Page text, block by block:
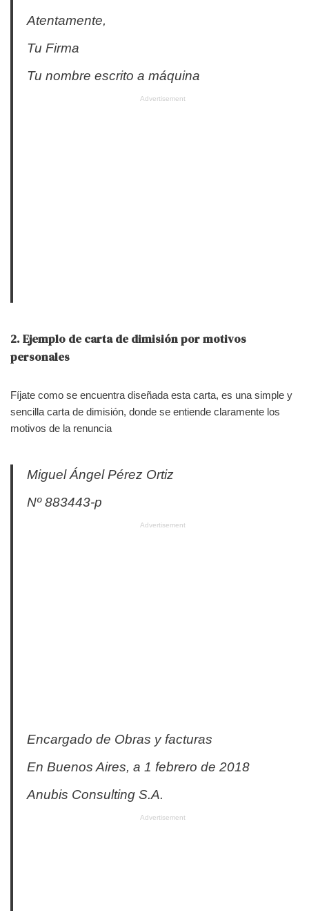
Atentamente,
Tu Firma
Tu nombre escrito a máquina
Advertisement
2. Ejemplo de carta de dimisión por motivos
personales
Fíjate como se encuentra diseñada esta carta, es una simple y
sencilla carta de dimisión, donde se entiende claramente los
motivos de la renuncia
Miguel Ángel Pérez Ortiz
Nº 883443-p
Advertisement
Encargado de Obras y facturas
En Buenos Aires, a 1 febrero de 2018
Anubis Consulting S.A.
Advertisement